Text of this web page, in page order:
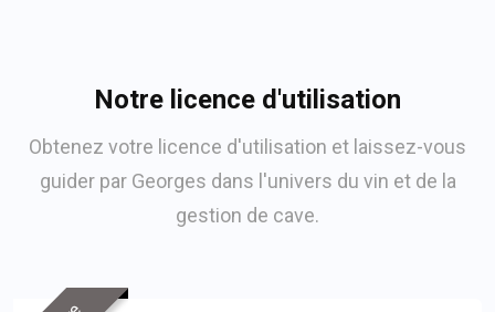
Notre licence d'utilisation
Obtenez votre licence d'utilisation et laissez-vous
guider par Georges dans l'univers du vin et de la
gestion de cave.